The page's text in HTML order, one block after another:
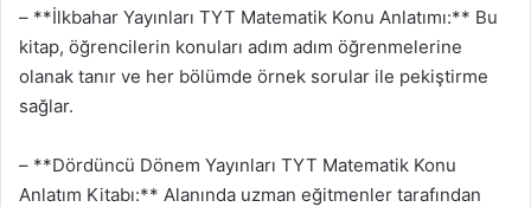
– **İlkbahar Yayınları TYT Matematik Konu Anlatımı:** Bu
kitap, öğrencilerin konuları adım adım öğrenmelerine
olanak tanır ve her bölümde örnek sorular ile pekiştirme
sağlar.
– **Dördüncü Dönem Yayınları TYT Matematik Konu
Anlatım Kitabı:** Alanında uzman eğitmenler tarafından